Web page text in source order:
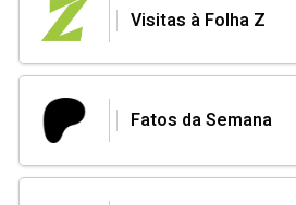
Visitas à Folha Z
Fatos da Semana